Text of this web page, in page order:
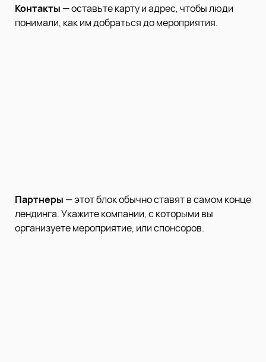
Контакты — оставьте карту и адрес, чтобы люди
понимали, как им добраться до мероприятия.
Партнеры — этот блок обычно ставят в самом конце
лендинга. Укажите компании, с которыми вы
организуете мероприятие, или спонсоров.